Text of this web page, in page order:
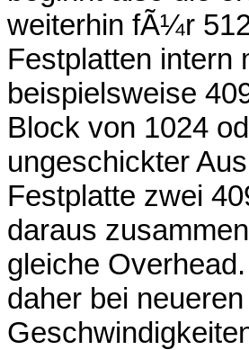
weiterhin fÃ¼r
Festplatten intern
beispielsweise
Block von 1024
ungeschickter
Festplatte zwei
daraus
gleiche
daher bei